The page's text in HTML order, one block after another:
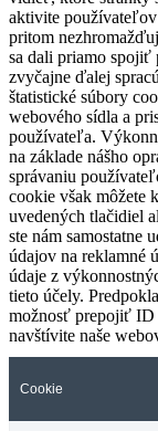
aktivite
pritom
sa dali priamo spojiť
zvyčajne ďalej
štatistické súbory
webového sídla a
používateľa.
na základe nášho
správaniu
cookie však môžete
uvedených tlačidiel
ste nám samostatne
údajov na reklamné
údaje z
tieto účely.
možnosť prepojiť ID
navštívite naše
Cookie